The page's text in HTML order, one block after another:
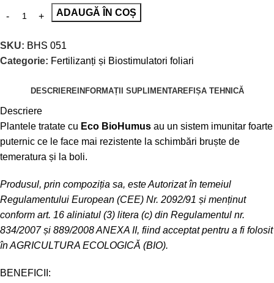
ADAUGĂ ÎN COȘ
SKU: BHS 051
Categorie: Fertilizanți și Biostimulatori foliari
DESCRIEREINFORMAȚII SUPLIMENTAREFIȘA TEHNICĂ
Descriere
Plantele tratate cu Eco BioHumus au un sistem imunitar foarte
puternic ce le face mai rezistente la schimbări bruște de
temeratura și la boli.
Produsul, prin compoziția sa, este Autorizat în temeiul
Regulamentului European (CEE) Nr. 2092/91 și menținut
conform art. 16 aliniatul (3) litera (c) din Regulamentul nr.
834/2007 și 889/2008 ANEXA II, fiind acceptat pentru a fi folosit
în AGRICULTURA ECOLOGICĂ (BIO).
BENEFICII: